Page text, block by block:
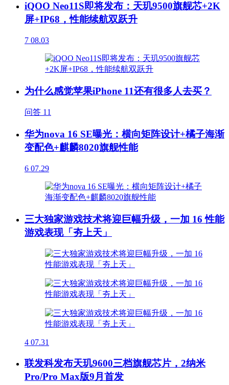
iQOO Neo11S即将发布：天玑9500旗舰芯+2K
屏+IP68，性能续航双跃升
7 08.03
为什么感觉苹果iPhone 11还有很多人去买？
问答 11
华为nova 16 SE曝光：横向矩阵设计+橘子海渐
变配色+麒麟8020旗舰性能
6 07.29
三大独家游戏技术将迎巨幅升级，一加 16 性能
游戏表现「夯上天」
4 07.31
联发科发布天玑9600三档旗舰芯片，2纳米
Pro/Pro Max版9月首发